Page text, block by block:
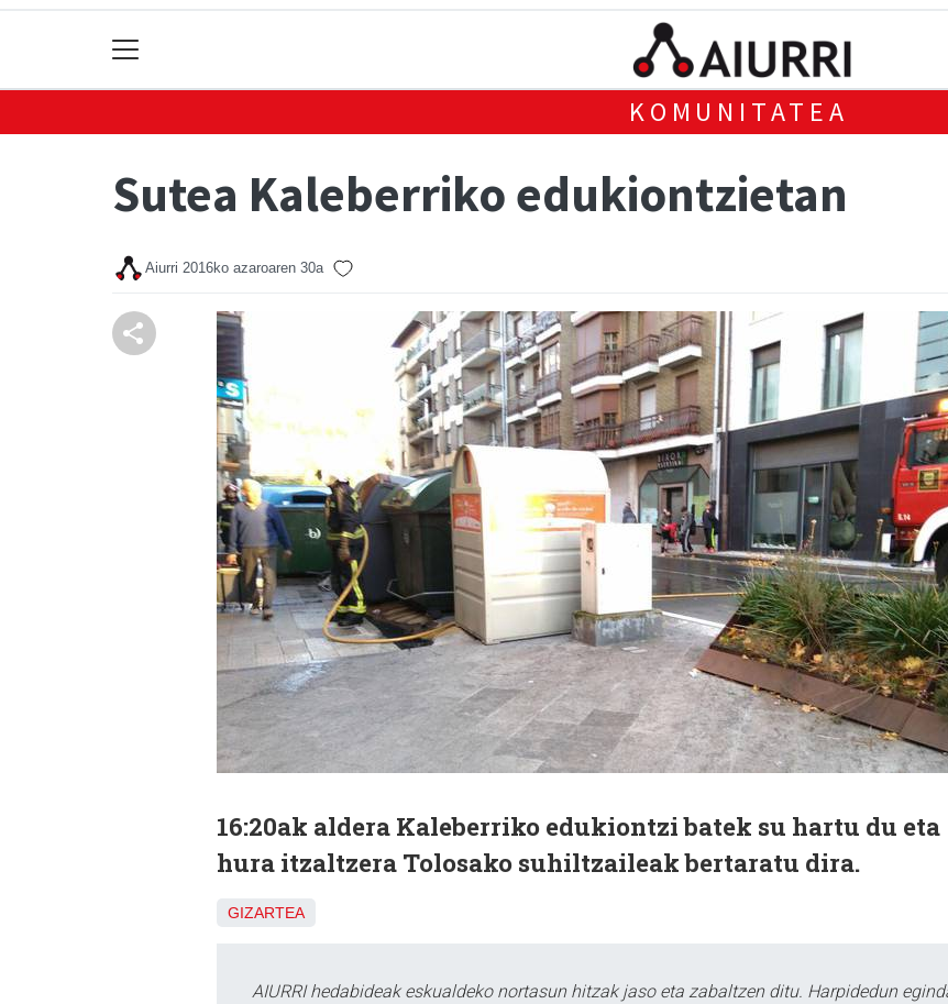
KOMUNITATEA
Sutea Kaleberriko edukiontzietan
Aiurri 2016ko azaroaren 30a
16:20ak aldera Kaleberriko edukiontzi batek su hartu du eta
hura itzaltzera Tolosako suhiltzaileak bertaratu dira.
GIZARTEA
AIURRI hedabideak eskualdeko nortasun hitzak jaso eta zabaltzen ditu. Harpidedun